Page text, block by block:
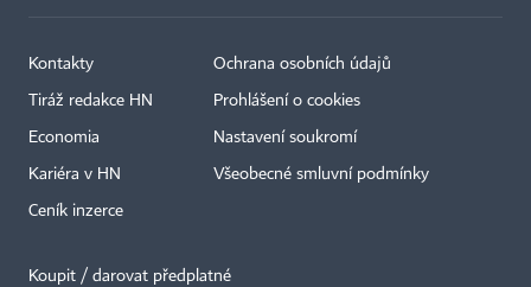
Kontakty
Tiráž redakce HN
Economia
Kariéra v HN
Ceník inzerce
Ochrana osobních údajů
Prohlášení o cookies
Nastavení soukromí
Všeobecné smluvní podmínky
Koupit / darovat předplatné